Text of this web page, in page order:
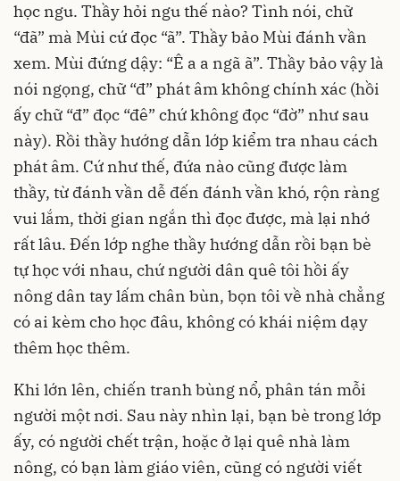
học ngu. Thầy hỏi ngu thế nào? Tình nói, chữ
“đã” mà Mùi cứ đọc “ã”. Thầy bảo Mùi đánh vần
xem. Mùi đứng dậy: “Ê a a ngã ã”. Thầy bảo vậy là
nói ngọng, chữ “đ” phát âm không chính xác (hồi
ấy chữ “đ” đọc “đê” chứ không đọc “đờ” như sau
này). Rồi thầy hướng dẫn lớp kiểm tra nhau cách
phát âm. Cứ như thế, đứa nào cũng được làm
thầy, từ đánh vần dễ đến đánh vần khó, rộn ràng
vui lắm, thời gian ngắn thì đọc được, mà lại nhớ
rất lâu. Đến lớp nghe thầy hướng dẫn rồi bạn bè
tự học với nhau, chứ người dân quê tôi hồi ấy
nông dân tay lấm chân bùn, bọn tôi về nhà chẳng
có ai kèm cho học đâu, không có khái niệm dạy
thêm học thêm.
Khi lớn lên, chiến tranh bùng nổ, phân tán mỗi
người một nơi. Sau này nhìn lại, bạn bè trong lớp
ấy, có người chết trận, hoặc ở lại quê nhà làm
nông, có bạn làm giáo viên, cũng có người viết